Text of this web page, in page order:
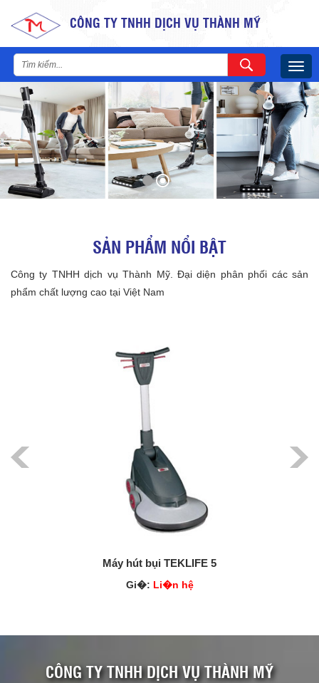
CÔNG TY TNHH DỊCH VỤ THÀNH MỸ
SẢN PHẨM NỔI BẬT
Công ty TNHH dịch vụ Thành Mỹ. Đại diện phân phối các sản
phẩm chất lượng cao tại Việt Nam
Máy hút bụi TEKLIFE 5
Gi�: Li�n hệ
CÔNG TY TNHH DỊCH VỤ THÀNH MỸ